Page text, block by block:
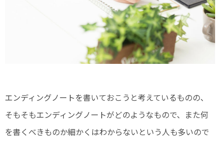
エンディングノートを書いておこうと考えているものの、
そもそもエンディングノートがどのようなもので、また何
を書くべきものか細かくはわからないという人も多いので